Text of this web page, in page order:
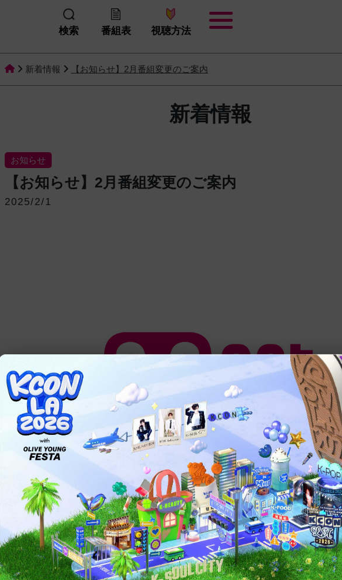
検索 番組表 視聴方法
新着情報 【お知らせ】2月番組変更のご案内
新着情報
お知らせ
【お知らせ】2月番組変更のご案内
2025/2/1
いつもMnetをご視聴いただきありがとうございます。
2月は下記番組の放送に変更がございます。
予めご了承いただきますようお願い申し上げます。
▼2月変更案内